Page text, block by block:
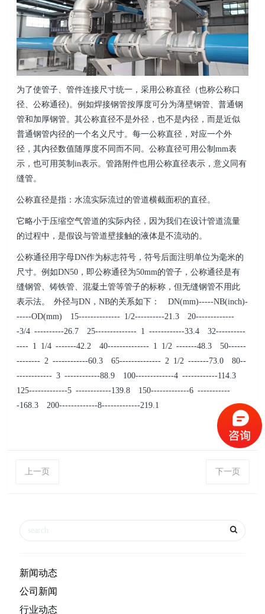
为了使管子、管件连接尺寸统一，采用公称直径（也称公称口
径、公称通径)。例如焊接钢管按厚度可分为薄壁钢管、普通钢
管和加厚钢管。其公称直径不是外径，也不是内径，而是近似
普通钢管内径的一个名义尺寸。每一公称直径，对应一个外
径，其内径数值随厚度不同而不同。公称直径可用公制mm表
示，也可用英制in表示。管路附件也用公称直径表示，意义同有
缝管。
公称直径是指：水流实际流过的管道横截面积的直径。
它略小于压缩空气管道的实际内径，因为我们在设计管道流量
的过程中，是假设与管道壁接触的液体是不流动的。
公称通径用字母DN作为标志符号，符号后面注明单位为毫米的
尺寸。例如DN50，即公称通径为50mm的管子，公称通径是有
缝钢管、铸铁管、混凝土管等管子的标称，但无缝钢管不用此
表示法。 外径与DN，NB的关系如下： DN(mm)-----NB(inch)-
-----OD(mm) 15-------------- 1/2----------21.3 20-------------
-3/4 ----------26.7 25-------------- 1 ------------33.4 32----------
---- 1 1/4 -------42.2 40-------------- 1 1/2 -------48.3 50------
-------- 2 ------------60.3 65-------------- 2 1/2 -------73.0 80--
------------ 3 ------------88.9 100-------------4 ------------114.3
125-------------5 ------------139.8 150-------------6 -----------
-168.3 200-------------8-------------219.1
上一页 下一页
新闻动态
公司新闻
行业动态